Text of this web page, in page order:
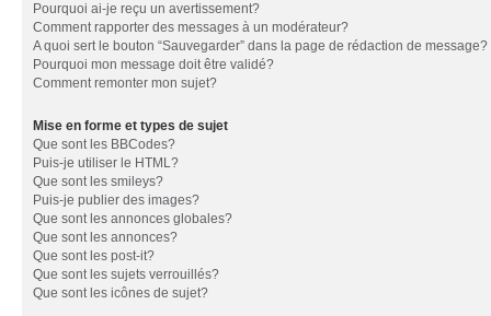
Pourquoi ai-je reçu un avertissement?
Comment rapporter des messages à un modérateur?
A quoi sert le bouton “Sauvegarder” dans la page de rédaction de message?
Pourquoi mon message doit être validé?
Comment remonter mon sujet?
Mise en forme et types de sujet
Que sont les BBCodes?
Puis-je utiliser le HTML?
Que sont les smileys?
Puis-je publier des images?
Que sont les annonces globales?
Que sont les annonces?
Que sont les post-it?
Que sont les sujets verrouillés?
Que sont les icônes de sujet?